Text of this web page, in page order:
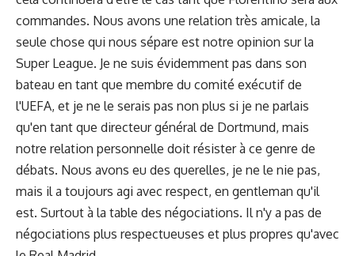
commandes. Nous avons une relation très amicale, la
seule chose qui nous sépare est notre opinion sur la
Super League. Je ne suis évidemment pas dans son
bateau en tant que membre du comité exécutif de
l'UEFA, et je ne le serais pas non plus si je ne parlais
qu'en tant que directeur général de Dortmund, mais
notre relation personnelle doit résister à ce genre de
débats. Nous avons eu des querelles, je ne le nie pas,
mais il a toujours agi avec respect, en gentleman qu'il
est. Surtout à la table des négociations. Il n'y a pas de
négociations plus respectueuses et plus propres qu'avec